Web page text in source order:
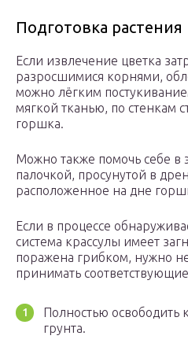
Подготовка растения
Если извлечение цветка
разросшимися корнями,
можно лёгким
мягкой тканью, по стенкам
горшка.
Можно также помочь себе в
палочкой, просунутой в
расположенное на дне
Если в процессе
система крассулы имеет
поражена грибком, нужно
принимать
Полностью освободить
грунта.